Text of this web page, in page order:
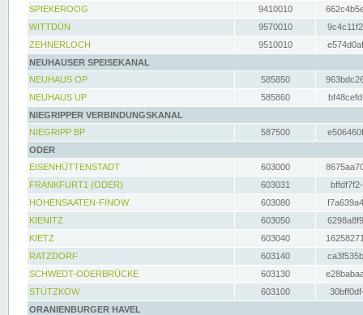
SPIEKEROOG
9410010
WITTDÜN
9570010
ZEHNERLOCH
9510010
NEUHAUSER SPEISEKANAL
NEUHAUS OP
585850
NEUHAUS UP
585860
NIEGRIPPER VERBINDUNGSKANAL
NIEGRIPP BP
587500
ODER
EISENHÜTTENSTADT
603000
FRANKFURT1 (ODER)
603031
HOHENSAATEN-FINOW
603080
KIENITZ
603050
KIETZ
603040
RATZDORF
603140
SCHWEDT-ODERBRÜCKE
603130
STÜTZKOW
603100
ORANIENBURGER HAVEL